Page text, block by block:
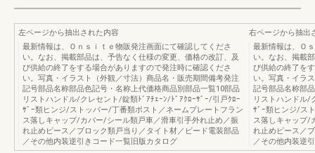
左ページから抽出された内容
最新情報は、Ｏｎｓｉｔｅ物販発注画面にて確認してくださ
い。なお、掲載部品は、予告なく仕様の変更、価格の改訂、及
び供給の終了をする場合がありますので発注時に確認くださ
い。写真・イラスト（外観／寸法）商品名・販売期間備考発注
記号部品名称部品色記号・名称上代価格商品別部品一覧10部品
リストハンドル/クレセント/錠類ﾄﾞｱﾁｪｰﾝ/ﾄﾞｱｸﾛｰｻﾞｰ/引戸ｸﾛｰ
ｻﾞｰ類ヒンジ/ストッパー/丁番類ポスト／ネームプレートフラン
ス落しキャップ/カバー/シール類戸車／滑車引手外れ止め／振
れ止めピース／ブロック類戸当り／タイト材／ビード電装部品
／その他内装逆引きコード一覧旧版カタログ
右ページから抽出
最新情報は、Ｏ
い。なお、掲載
び供給の終了を
い。写真・イラ
記号部品名称部
リストハンドル/
ｻﾞｰ類ヒンジ/ス
ス落しキャップ/
れ止めピース／
／その他内装逆